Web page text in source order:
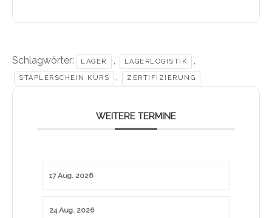
Schlagwörter: LAGER , LAGERLOGISTIK ,
STAPLERSCHEIN KURS , ZERTIFIZIERUNG
WEITERE TERMINE
17 Aug. 2026
24 Aug. 2026